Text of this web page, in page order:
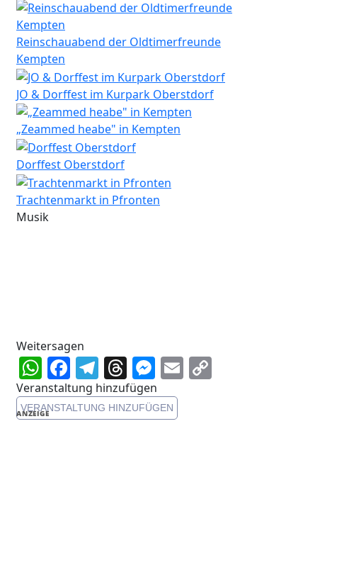
Reinschauabend der Oldtimerfreunde
Kempten
JO & Dorffest im Kurpark Oberstdorf
„Zeammed heabe" in Kempten
Dorffest Oberstdorf
Trachtenmarkt in Pfronten
Musik
Weitersagen
WhatsApp
Facebook
Telegram
Threads
Messenger
Email
Veranstaltung hinzufügen
VERANSTALTUNG HINZUFÜGEN
ANZEIGE